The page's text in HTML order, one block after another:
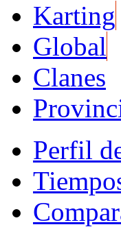
Karting
Global
Clanes
Perfil